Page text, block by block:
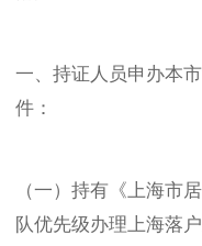
一、持证人员申办本
件：
（一）持有《上海市
队优先级办理上海落